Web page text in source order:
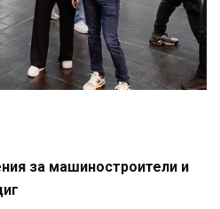
за машиностроители и